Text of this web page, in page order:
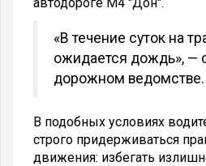
«В течение суток на
ожидается дождь», —
дорожном ведомстве.
В подобных условиях
строго придерживаться
движения: избегать